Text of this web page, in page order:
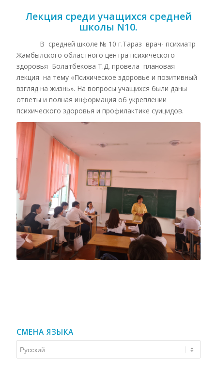
Лекция среди учащихся средней
школы N10.
В средней школе № 10 г.Тараз врач- психиатр
Жамбылского областного центра психического
здоровья Болатбекова Т.Д. провела плановая
лекция на тему «Психическое здоровье и позитивный
взгляд на жизнь». На вопросы учащихся были даны
ответы и полная информация об укреплении
психического здоровья и профилактике суицидов.
СМЕНА ЯЗЫКА
языка